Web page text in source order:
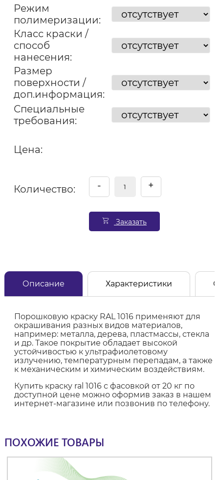
Режим
полимеризации:
Класс краски /
способ
нанесения:
Размер
поверхности /
доп.информация:
Специальные
требования:
Цена:
Количество: - +
Заказать
Описание Характеристики
Порошковую краску RAL 1016 применяют для
окрашивания разных видов материалов,
например: металла, дерева, пластмассы, стекла
и др. Такое покрытие обладает высокой
устойчивостью к ультрафиолетовому
излучению, температурным перепадам, а также
к механическим и химическим воздействиям.
Купить краску ral 1016 с фасовкой от 20 кг по
доступной цене можно оформив заказ в нашем
интернет-магазине или позвонив по телефону.
ПОХОЖИЕ ТОВАРЫ